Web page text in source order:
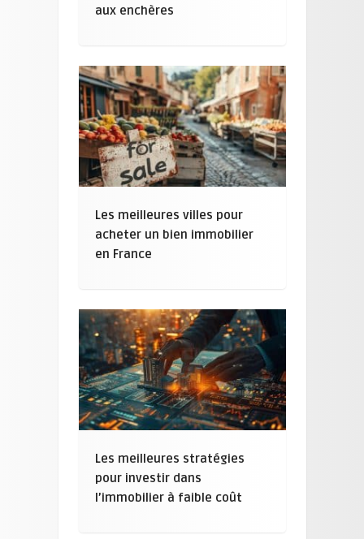
aux enchères
Les meilleures villes pour
acheter un bien immobilier
en France
Les meilleures stratégies
pour investir dans
l’immobilier à faible coût